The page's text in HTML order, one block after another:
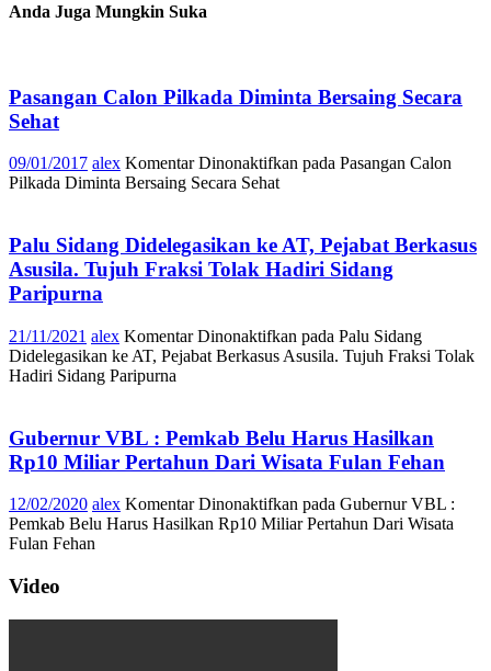
Anda Juga Mungkin Suka
Pasangan Calon Pilkada Diminta Bersaing Secara
Sehat
09/01/2017 alex Komentar Dinonaktifkan pada Pasangan Calon
Pilkada Diminta Bersaing Secara Sehat
Palu Sidang Didelegasikan ke AT, Pejabat Berkasus
Asusila. Tujuh Fraksi Tolak Hadiri Sidang
Paripurna
21/11/2021 alex Komentar Dinonaktifkan pada Palu Sidang
Didelegasikan ke AT, Pejabat Berkasus Asusila. Tujuh Fraksi Tolak
Hadiri Sidang Paripurna
Gubernur VBL : Pemkab Belu Harus Hasilkan
Rp10 Miliar Pertahun Dari Wisata Fulan Fehan
12/02/2020 alex Komentar Dinonaktifkan pada Gubernur VBL :
Pemkab Belu Harus Hasilkan Rp10 Miliar Pertahun Dari Wisata
Fulan Fehan
Video